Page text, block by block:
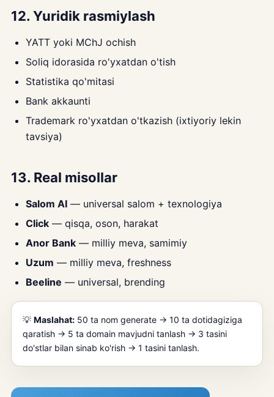
12. Yuridik rasmiylash
YATT yoki MChJ ochish
Soliq idorasida ro'yxatdan o'tish
Statistika qo'mitasi
Bank akkaunti
Trademark ro'yxatdan o'tkazish (ixtiyoriy lekin
tavsiya)
13. Real misollar
Salom AI — universal salom + texnologiya
Click — qisqa, oson, harakat
Anor Bank — milliy meva, samimiy
Uzum — milliy meva, freshness
Beeline — universal, brending
💡 Maslahat: 50 ta nom generate → 10 ta dotidagiziga
qaratish → 5 ta domain mavjudni tanlash → 3 tasini
do'stlar bilan sinab ko'rish → 1 tasini tanlash.